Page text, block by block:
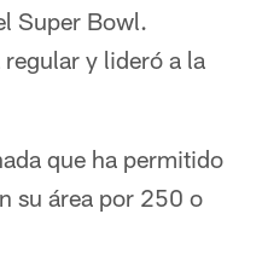
Super Bowl.
y lideró a la
que ha permitido
su área por 250 o